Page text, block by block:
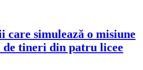
care simulează o misiune
de tineri din patru licee